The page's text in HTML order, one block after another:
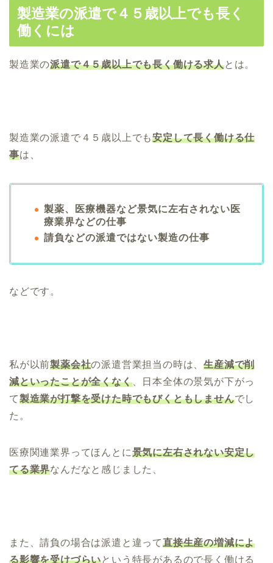
製造業の派遣で４５歳以上でも長く
働くには
製造業の派遣で４５歳以上でも長く働ける求人とは。
製造業の派遣で４５歳以上でも安定して長く働ける仕
事は、
製薬、医療機器など景気に左右されない医
療業界などの仕事
請負などの派遣ではない製造の仕事
などです。
私が以前製薬会社の派遣営業担当の時は、生産減で削
減といったことが全くなく、日本全体の景気が下がっ
て製造業が打撃を受けた時でもびくともしませんでし
た。
医療関連業界ってほんとに景気に左右されない安定し
てる業界なんだなと感じました、
また、請負の場合は派遣と違って直接生産の増減によ
る影響を受けづらいという特長があるので長く働ける